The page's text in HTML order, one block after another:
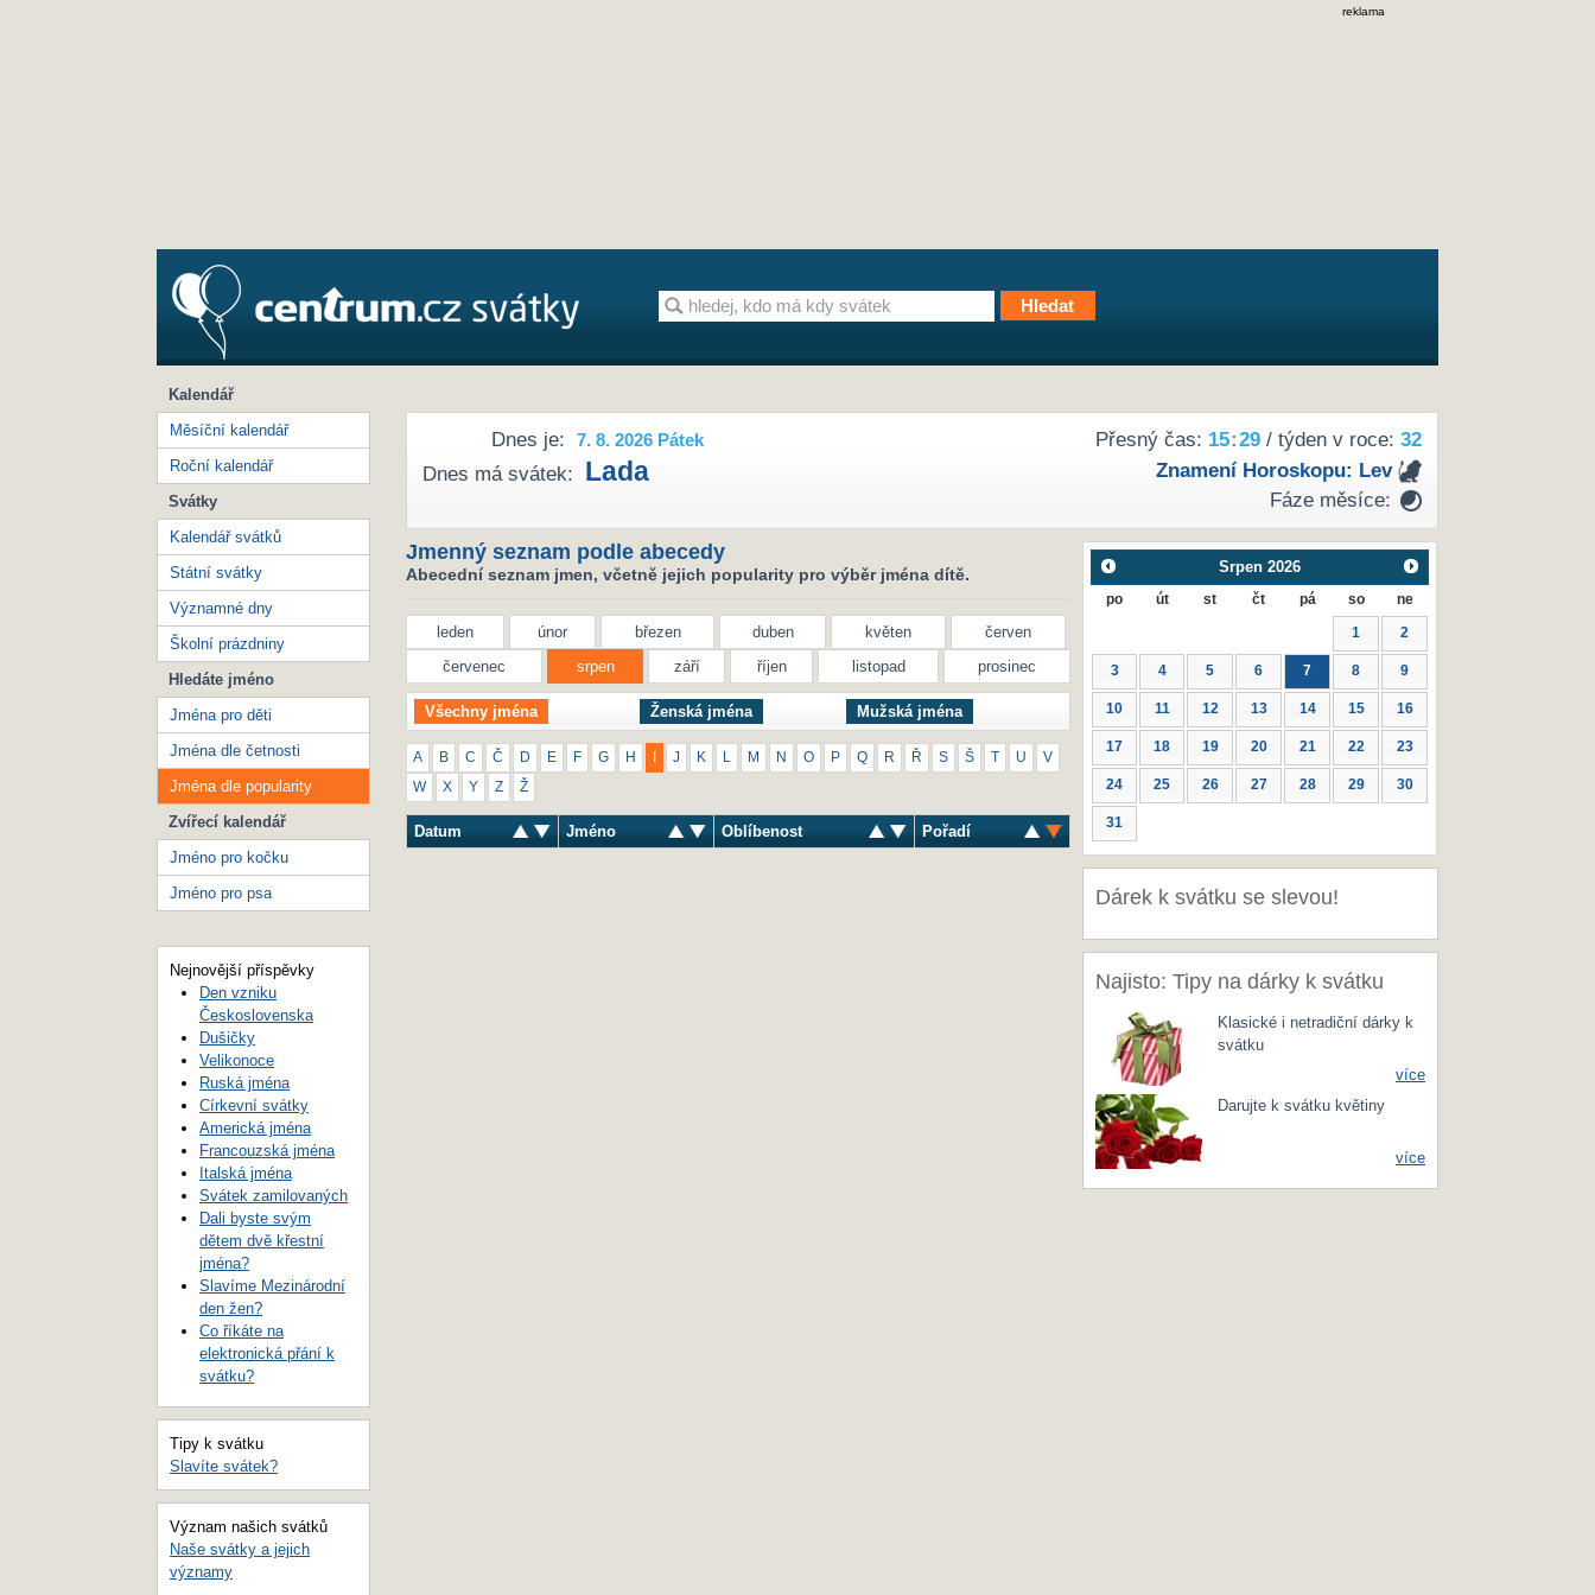
reklama
Přesný čas: 15:29/ týden v roce: 32
Znamení Horoskopu: Lev
Fáze měsíce:
Dnes je: 7. 8. 2026 Pátek
Dnes má svátek: Lada
Jmenný seznam podle abecedy
Abecední seznam jmen, včetně jejich popularity pro výběr jména dítě.
leden únor březen duben květen
červen
červenec
srpen září říjen listopad prosinec
Všechny jména Ženská jména Mužská jména
A B C Č D E F G H J K M N O P Q R Ř S Š U V
W X Y Z Ž
Datum Jméno Oblíbenost Pořadí
Srpen 2026
po út st čt pá so ne
1 2
3 4 5 6 7 8 9
10 11 12 13 14 15 16
17 18 19 20 21 22 23
24 25 26 27 28 29 30
31
Dárek k svátku se slevou!
Najisto: Tipy na dárky k svátku
Klasické i netradiční dárky k
svátku
více
Darujte k svátku květiny
více
Kalendář
Měsíční kalendář
Roční kalendář
Svátky
Kalendář svátků
Státní svátky
Významné dny
Školní prázdniny
Hledáte jméno
Jména pro děti
Jména dle četnosti
Jména dle popularity
Zvířecí kalendář
Jméno pro kočku
Jméno pro psa
Nejnovější příspěvky
Den vzniku
Československa
Dušičky
Velikonoce
Ruská jména
Církevní svátky
Americká jména
Francouzská jména
Italská jména
Svátek zamilovaných
Dali byste svým
dětem dvě křestní
jména?
Slavíme Mezinárodní
den žen?
Co říkáte na
elektronická přání k
svátku?
Tipy k svátku
Slavíte svátek?
Význam našich svátků
Naše svátky a jejich
významy